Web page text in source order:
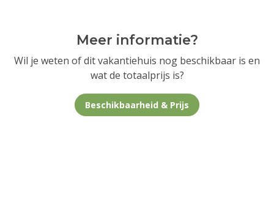
Meer informatie?
Wil je weten of dit vakantiehuis nog beschikbaar is en
wat de totaalprijs is?
Beschikbaarheid & Prijs